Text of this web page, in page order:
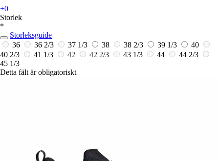
+0
Storlek
*
Storleksguide
36
36 2/3 37 1/3 38 38 2/3 39 1/3
40
40 2/3
41 1/3 42 42 2/3 43 1/3 44
44 2/3
45 1/3
Detta fält är obligatoriskt